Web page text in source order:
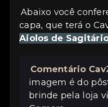
Abaixo você
capa, que terá o
Aiolos de
Comentário
imagem é do
brinde pela loja